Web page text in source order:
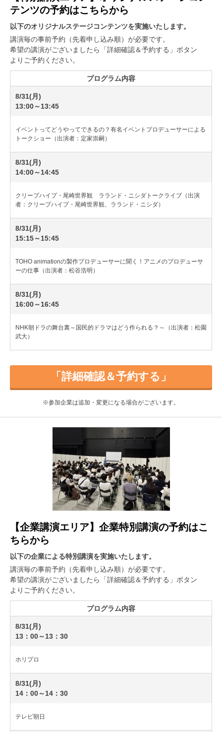
テンツの予約はこちらから
以下のオリジナルステージコンテンツを実施いたします。
講演毎の事前予約（先着申し込み順）が必要です。
希望の講演がございましたら「詳細確認＆予約する」ボタン
よりご予約ください。
プログラム内容
8/31(月)
13:00～13:45
イベントってどうやってできるの？有名イベントプロデューサーによる
トークショー（出演者：定家崇嗣）
8/31(月)
14:00～14:45
クリープハイプ・尾崎世界観 ラランド・ニシダトークライブ（出演
者：クリープハイプ・尾崎世界観、ラランド・ニシダ）
8/31(月)
15:15～15:45
TOHO animationの製作プロデューサーに聞く！アニメのプロデューサ
ーの仕事（出演者：松谷浩明）
8/31(月)
16:00～16:45
NHK朝ドラの舞台裏～国民的ドラマはどう作られる？～（出演者：松園
武大）
「詳細確認＆予約する」
※参加企業は追加・変更になる場合がございます。
【企業講演エリア】企業特別講演の予約はこ
ちらから
以下の企業による特別講演を実施いたします。
講演毎の事前予約（先着申し込み順）が必要です。
希望の講演がございましたら「詳細確認＆予約する」ボタン
よりご予約ください。
プログラム内容
8/31(月)
13：00～13：30
ホリプロ
8/31(月)
14：00～14：30
テレビ朝日